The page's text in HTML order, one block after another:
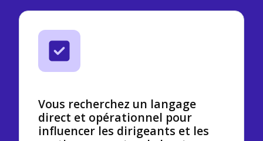
Vous recherchez un langage
direct et opérationnel pour
influencer les dirigeants et les